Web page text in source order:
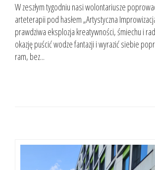
W zeszłym tygodniu nasi wolontariusze
arteterapii pod hasłem „Artystyczna
prawdziwa eksplozja kreatywności, śmiechu i
okazję puścić wodze fantazji i wyrazić siebie
ram, bez...